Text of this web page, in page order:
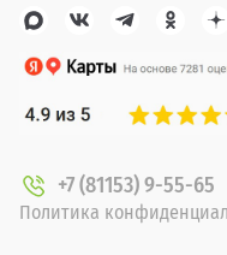
+7 (81153) 9-55-65
Политика